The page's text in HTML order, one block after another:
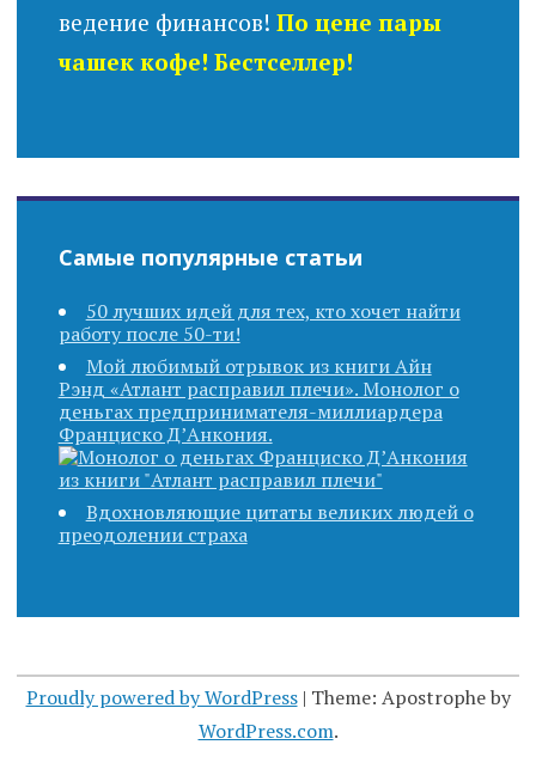
ведение финансов! По цене пары
чашек кофе! Бестселлер!
Самые популярные статьи
50 лучших идей для тех, кто хочет найти
работу после 50-ти!
Мой любимый отрывок из книги Айн
Рэнд «Атлант расправил плечи». Монолог о
деньгах предпринимателя-миллиардера
Франциско Д’Анкония.
Вдохновляющие цитаты великих людей о
преодолении страха
Proudly powered by WordPress | Theme: Apostrophe by
WordPress.com.